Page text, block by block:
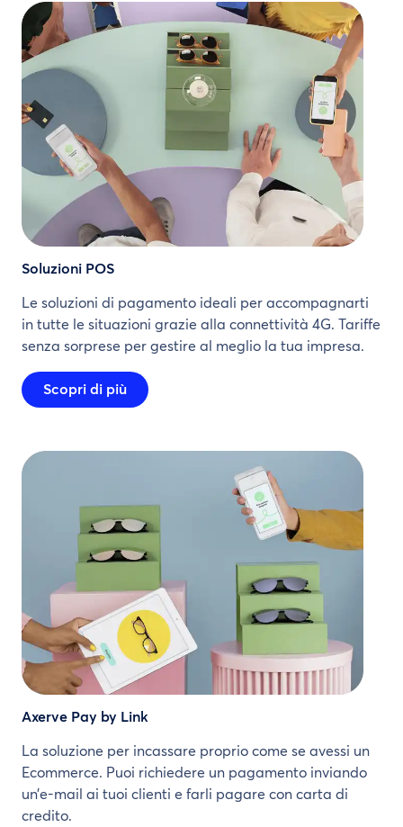
Soluzioni POS
Le soluzioni di pagamento ideali per accompagnarti
in tutte le situazioni grazie alla connettività 4G. Tariffe
senza sorprese per gestire al meglio la tua impresa.
Scopri di più
Axerve Pay by Link
La soluzione per incassare proprio come se avessi un
Ecommerce. Puoi richiedere un pagamento inviando
un’e-mail ai tuoi clienti e farli pagare con carta di
credito.